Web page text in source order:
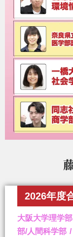
2026年度
大阪大学理学
部/人間科学部